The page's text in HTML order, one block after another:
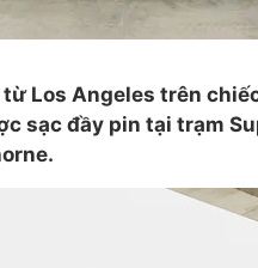
Los Angeles trên
sạc đầy pin tại trạm